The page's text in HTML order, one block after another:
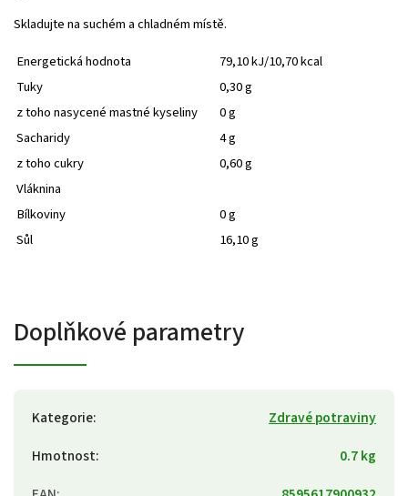
Skladujte na suchém a chladném místě.
Energetická hodnota
79,10 kJ/10,70 kcal
Tuky
0,30 g
z toho nasycené mastné kyseliny
0 g
Sacharidy
4 g
z toho cukry
0,60 g
Vláknina
Bílkoviny
0 g
Sůl
16,10 g
Doplňkové parametry
Kategorie:
Zdravé potraviny
Hmotnost:
0.7 kg